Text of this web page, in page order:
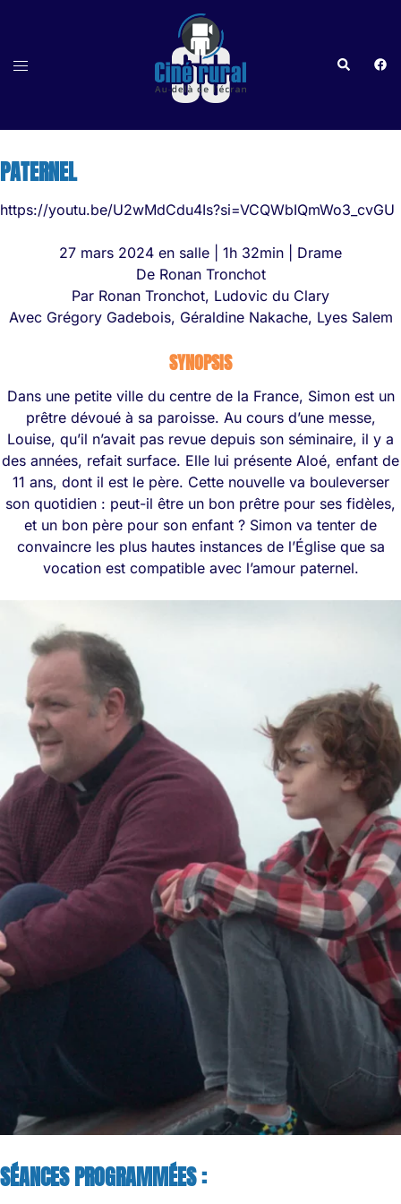
Ouvrir/fermer
PATERNEL
https://youtu.be/U2wMdCdu4Is?si=VCQWbIQmWo3_cvGU
27 mars 2024 en salle | 1h 32min | Drame
De Ronan Tronchot
Par Ronan Tronchot, Ludovic du Clary
Avec Grégory Gadebois, Géraldine Nakache, Lyes Salem
SYNOPSIS
Dans une petite ville du centre de la France, Simon est un
prêtre dévoué à sa paroisse. Au cours d’une messe,
Louise, qu’il n’avait pas revue depuis son séminaire, il y a
des années, refait surface. Elle lui présente Aloé, enfant de
11 ans, dont il est le père. Cette nouvelle va bouleverser
son quotidien : peut-il être un bon prêtre pour ses fidèles,
et un bon père pour son enfant ? Simon va tenter de
convaincre les plus hautes instances de l’Église que sa
vocation est compatible avec l’amour paternel.
SÉANCES PROGRAMMÉES :